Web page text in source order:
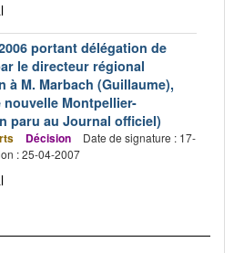
portant délégation de
le directeur régional
à M. Marbach (Guillaume),
Montpellier-
paru au Journal officiel)
Décision
Date de signature : 17-
: 25-04-2007